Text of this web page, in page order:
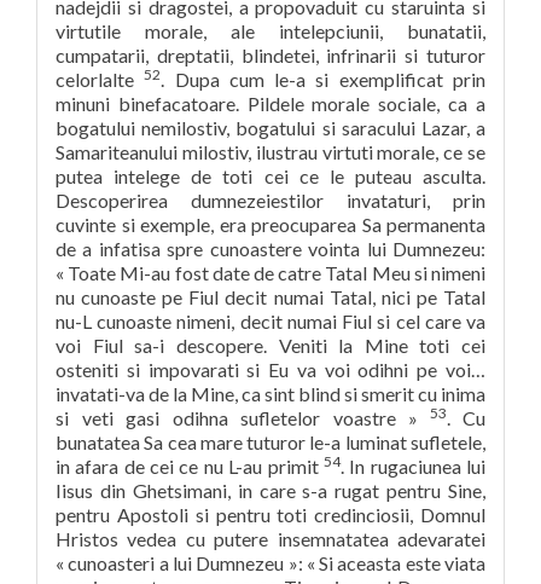
nadejdii si dragostei, a propovaduit cu staruinta si
virtutile morale, ale intelepciunii, bunatatii,
cumpatarii, dreptatii, blindetei, infrinarii si tuturor
celorlalte52. Dupa cum le-a si exemplificat prin
minuni binefacatoare. Pildele morale sociale, ca a
bogatului nemilostiv, bogatului si saracului Lazar, a
Samariteanului milostiv, ilustrau virtuti morale, ce se
putea intelege de toti cei ce le puteau asculta.
Descoperirea dumnezeiestilor invataturi, prin
cuvinte si exemple, era preocuparea Sa permanenta
de a infatisa spre cunoastere vointa lui Dumnezeu:
« Toate Mi-au fost date de catre Tatal Meu si nimeni
nu cunoaste pe Fiul decit numai Tatal, nici pe Tatal
nu-L cunoaste nimeni, decit numai Fiul si cel care va
voi Fiul sa-i descopere. Veniti la Mine toti cei
osteniti si impovarati si Eu va voi odihni pe voi…
invatati-va de la Mine, ca sint blind si smerit cu inima
si veti gasi odihna sufletelor voastre » 53. Cu
bunatatea Sa cea mare tuturor le-a luminat sufletele,
in afara de cei ce nu L-au primit 54. In rugaciunea lui
Iisus din Ghetsimani, in care s-a rugat pentru Sine,
pentru Apostoli si pentru toti credinciosii, Domnul
Hristos vedea cu putere insemnatatea adevaratei
« cunoasteri a lui Dumnezeu »: « Si aceasta este viata